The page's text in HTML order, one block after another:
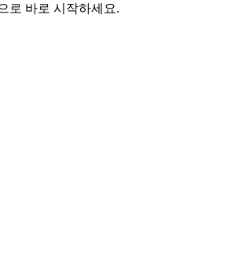
로 바로 시작하세요.